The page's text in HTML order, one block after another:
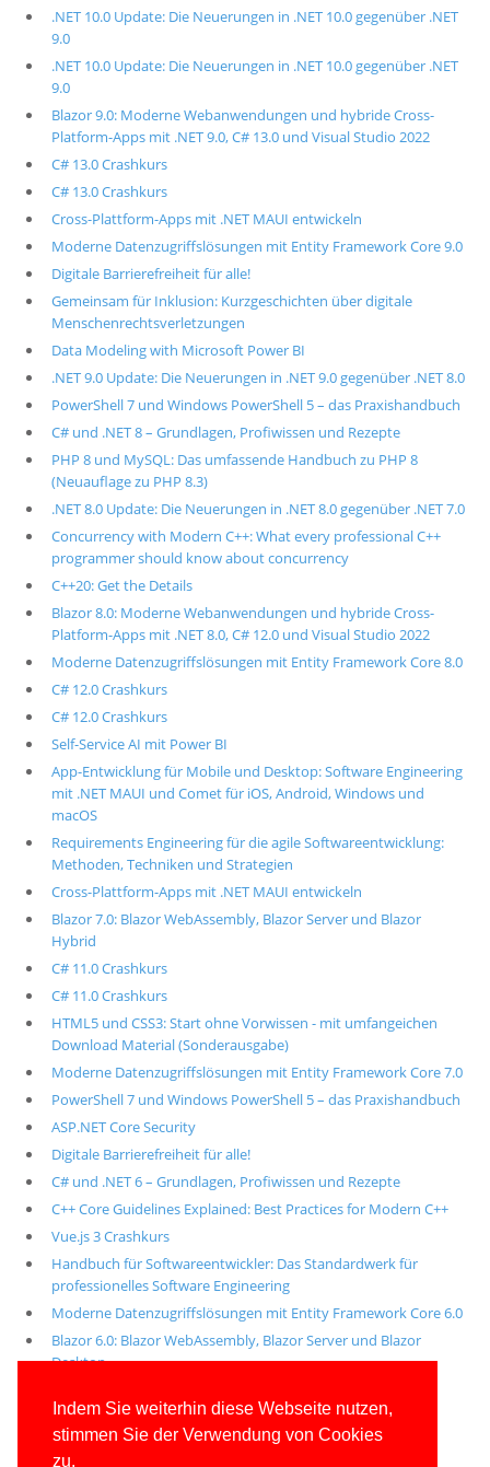
Indem Sie weiterhin diese Webseite nutzen,
stimmen Sie der Verwendung von Cookies
zu.
.NET 10.0 Update: Die Neuerungen in .NET 10.0 gegenüber .NET
9.0
.NET 10.0 Update: Die Neuerungen in .NET 10.0 gegenüber .NET
9.0
Blazor 9.0: Moderne Webanwendungen und hybride Cross-
Platform-Apps mit .NET 9.0, C# 13.0 und Visual Studio 2022
C# 13.0 Crashkurs
C# 13.0 Crashkurs
Cross-Plattform-Apps mit .NET MAUI entwickeln
Moderne Datenzugriffslösungen mit Entity Framework Core 9.0
Digitale Barrierefreiheit für alle!
Gemeinsam für Inklusion: Kurzgeschichten über digitale
Menschenrechtsverletzungen
Data Modeling with Microsoft Power BI
.NET 9.0 Update: Die Neuerungen in .NET 9.0 gegenüber .NET 8.0
PowerShell 7 und Windows PowerShell 5 – das Praxishandbuch
C# und .NET 8 – Grundlagen, Profiwissen und Rezepte
PHP 8 und MySQL: Das umfassende Handbuch zu PHP 8
(Neuauflage zu PHP 8.3)
.NET 8.0 Update: Die Neuerungen in .NET 8.0 gegenüber .NET 7.0
Concurrency with Modern C++: What every professional C++
programmer should know about concurrency
C++20: Get the Details
Blazor 8.0: Moderne Webanwendungen und hybride Cross-
Platform-Apps mit .NET 8.0, C# 12.0 und Visual Studio 2022
Moderne Datenzugriffslösungen mit Entity Framework Core 8.0
C# 12.0 Crashkurs
C# 12.0 Crashkurs
Self-Service AI mit Power BI
App-Entwicklung für Mobile und Desktop: Software Engineering
mit .NET MAUI und Comet für iOS, Android, Windows und
macOS
Requirements Engineering für die agile Softwareentwicklung:
Methoden, Techniken und Strategien
Cross-Plattform-Apps mit .NET MAUI entwickeln
Blazor 7.0: Blazor WebAssembly, Blazor Server und Blazor
Hybrid
C# 11.0 Crashkurs
C# 11.0 Crashkurs
HTML5 und CSS3: Start ohne Vorwissen - mit umfangeichen
Download Material (Sonderausgabe)
Moderne Datenzugriffslösungen mit Entity Framework Core 7.0
PowerShell 7 und Windows PowerShell 5 – das Praxishandbuch
ASP.NET Core Security
Digitale Barrierefreiheit für alle!
C# und .NET 6 – Grundlagen, Profiwissen und Rezepte
C++ Core Guidelines Explained: Best Practices for Modern C++
Vue.js 3 Crashkurs
Handbuch für Softwareentwickler: Das Standardwerk für
professionelles Software Engineering
Moderne Datenzugriffslösungen mit Entity Framework Core 6.0
Blazor 6.0: Blazor WebAssembly, Blazor Server und Blazor
Desktop
Alle unsere aktuellen Fachbücher
E-Book-Abo für ab 99 Euro im Jahr